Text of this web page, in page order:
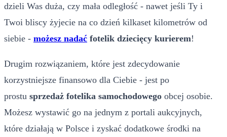
dzieli Was duża, czy mała odległość - nawet jeśli Ty i
Twoi bliscy żyjecie na co dzień kilkaset kilometrów od
siebie - możesz nadać fotelik dziecięcy kurierem!
Drugim rozwiązaniem, które jest zdecydowanie
korzystniejsze finansowo dla Ciebie - jest po
prostu sprzedaż fotelika samochodowego obcej osobie.
Możesz wystawić go na jednym z portali aukcyjnych,
które działają w Polsce i zyskać dodatkowe środki na